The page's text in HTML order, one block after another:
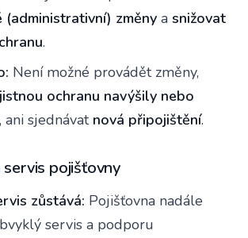
(administrativní) změny a snižovat
.
Není možné provádět změny,
ochranu navýšily nebo
, ani sjednávat nová připojištění.
servis pojišťovny
zůstává: Pojišťovna nadále
servis a podporu